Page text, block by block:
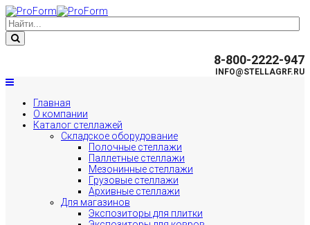
8-800-2222-947
INFO@STELLAGRF.RU
Главная
О компании
Каталог стеллажей
Складское оборудование
Полочные стеллажи
Паллетные стеллажи
Мезонинные стеллажи
Грузовые стеллажи
Архивные стеллажи
Для магазинов
Экспозиторы для плитки